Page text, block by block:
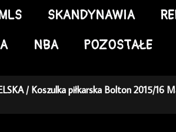
SKANDYNAWIA
NBA POZOSTAŁE
/ Koszulka piłkarska Bolton 2015/16